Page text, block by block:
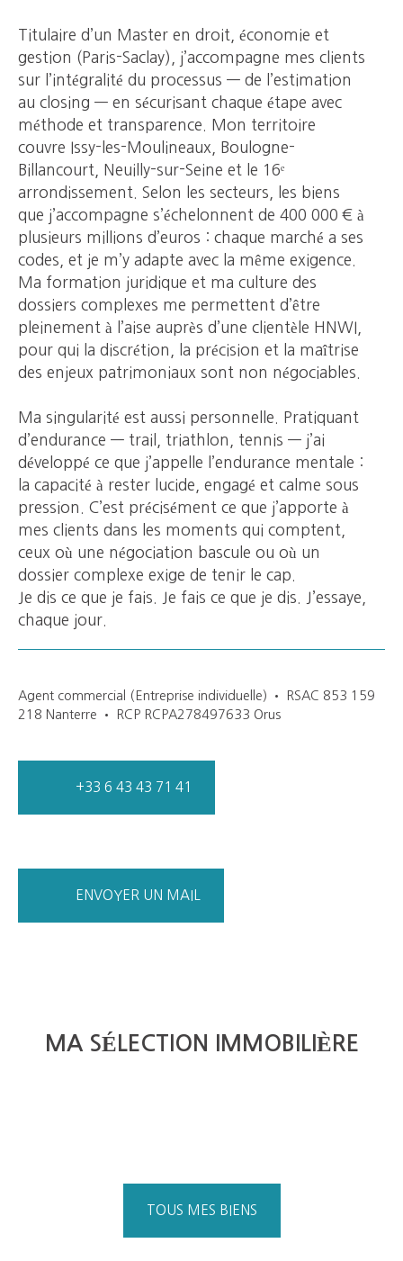
Titulaire d’un Master en droit, économie et
gestion (Paris-Saclay), j’accompagne mes clients
sur l’intégralité du processus — de l’estimation
au closing — en sécurisant chaque étape avec
méthode et transparence. Mon territoire
couvre Issy-les-Moulineaux, Boulogne-
Billancourt, Neuilly-sur-Seine et le 16ᵉ
arrondissement. Selon les secteurs, les biens
que j’accompagne s’échelonnent de 400 000 € à
plusieurs millions d’euros : chaque marché a ses
codes, et je m’y adapte avec la même exigence.
Ma formation juridique et ma culture des
dossiers complexes me permettent d’être
pleinement à l’aise auprès d’une clientèle HNWI,
pour qui la discrétion, la précision et la maîtrise
des enjeux patrimoniaux sont non négociables.
Ma singularité est aussi personnelle. Pratiquant
d’endurance — trail, triathlon, tennis — j’ai
développé ce que j’appelle l’endurance mentale :
la capacité à rester lucide, engagé et calme sous
pression. C’est précisément ce que j’apporte à
mes clients dans les moments qui comptent,
ceux où une négociation bascule ou où un
dossier complexe exige de tenir le cap.
Je dis ce que je fais. Je fais ce que je dis. J’essaye,
chaque jour.
Agent commercial (Entreprise individuelle) • RSAC 853 159
218 Nanterre • RCP RCPA278497633 Orus
+33 6 43 43 71 41
ENVOYER UN MAIL
MA SÉLECTION IMMOBILIÈRE
TOUS MES BIENS